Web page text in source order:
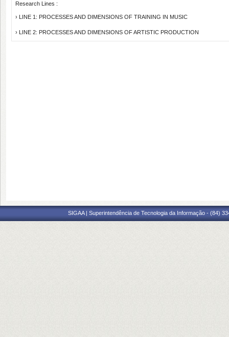
Research Lines :
› LINE 1: PROCESSES AND DIMENSIONS OF TRAINING IN MUSIC
› LINE 2: PROCESSES AND DIMENSIONS OF ARTISTIC PRODUCTION
SIGAA | Superintendência de Tecnologia da Informação - (84)